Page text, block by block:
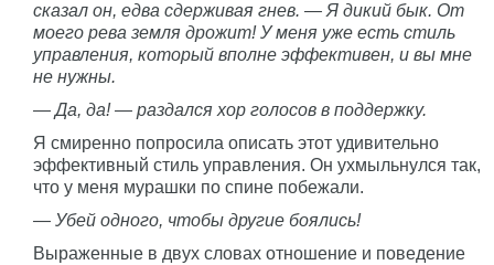
сказал он, едва сдерживая гнев. — Я дикий бык. От
моего рева земля дрожит! У меня уже есть стиль
управления, который вполне эффективен, и вы мне
не нужны.
— Да, да! — раздался хор голосов в поддержку.
Я смиренно попросила описать этот удивительно
эффективный стиль управления. Он ухмыльнулся так,
что у меня мурашки по спине побежали.
— Убей одного, чтобы другие боялись!
Выраженные в двух словах отношение и поведение